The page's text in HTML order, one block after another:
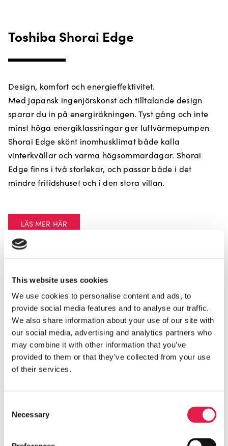
This website uses cookies
We use cookies to personalise content and ads, to
provide social media features and to analyse our traffic.
We also share information about your use of our site with
our social media, advertising and analytics partners who
may combine it with other information that you’ve
provided to them or that they’ve collected from your use
of their services.
Selection
Necessary
Toshiba Shorai Edge
Design, komfort och energieffektivitet.
Med japansk ingenjörskonst och tilltalande design
sparar du in på energiräkningen. Tyst gång och inte
minst höga energiklassningar ger luftvärmepumpen
Shorai Edge skönt inomhusklimat både kalla
vinterkvällar och varma högsommardagar. Shorai
Edge finns i två storlekar, och passar både i det
mindre fritidshuset och i den stora villan.
LÄS MER HÄR